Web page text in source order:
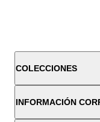
COLECCIONES
INFORMACIÓN